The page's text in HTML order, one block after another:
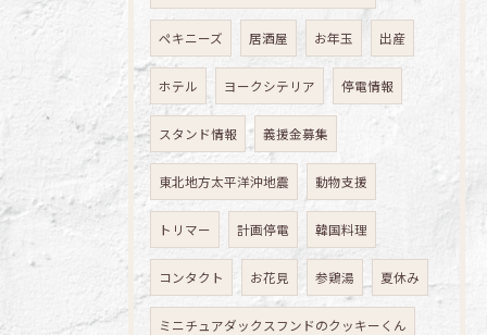
ペキニーズ 居酒屋 お年玉 出産
ホテル ヨークシテリア 停電情報
スタンド情報 義援金募集
東北地方太平洋沖地震 動物支援
トリマー 計画停電 韓国料理
コンタクト お花見 参鶏湯 夏休み
ミニチュアダックスフンドのクッキーくん